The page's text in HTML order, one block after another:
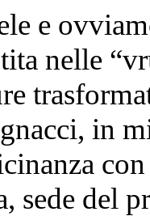
e
nelle
in
sede del